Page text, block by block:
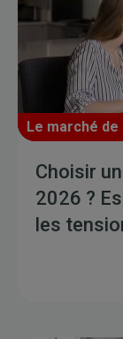
Le marché de
Choisir
2026 ?
les